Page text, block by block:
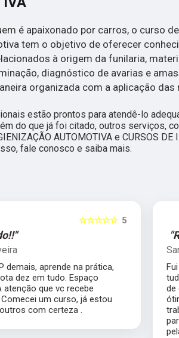
é apaixonado por carros, o curso
tem o objetivo de oferecer
à origem da funilaria,
diagnóstico de avarias e
organizada com a aplicação das
estão prontos para atendê-lo
do que já foi citado, outros serviços,
AUTOMOTIVA e CURSOS DE
fale conosco e saiba mais.
5
☆☆☆☆☆
demais, aprende na prática,
dez em tudo. Espaço
atenção que vc recebe
um curso, já estou
com certeza .
de